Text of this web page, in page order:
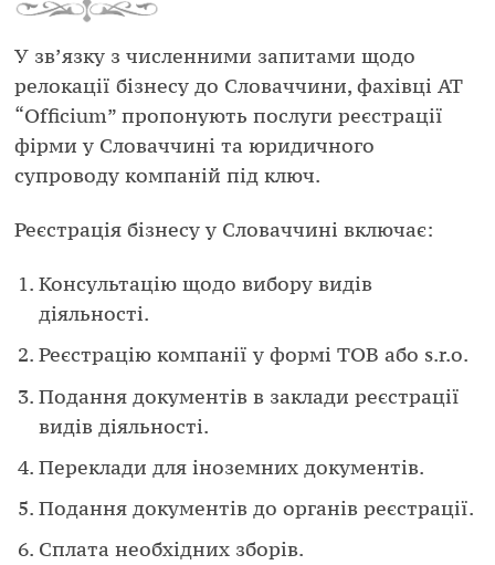
У зв’язку з численними запитами щодо
релокації бізнесу до Словаччини, фахівці АТ
“Officium” пропонують послуги реєстрації
фірми у Словаччині та юридичного
супроводу компаній під ключ.
Реєстрація бізнесу у Словаччині включає:
Консультацію щодо вибору видів
діяльності.
Реєстрацію компанії у формі ТОВ або s.r.o.
Подання документів в заклади реєстрації
видів діяльності.
Переклади для іноземних документів.
Подання документів до органів реєстрації.
Сплата необхідних зборів.